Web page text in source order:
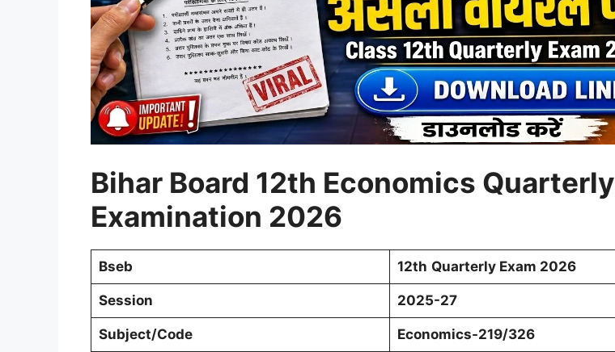
Bihar Board 12th Economics Quarterly
Examination 2026
Bseb 12th Quarterly Exam 2026
Session 2025-27
Subject/Code Economics-219/326